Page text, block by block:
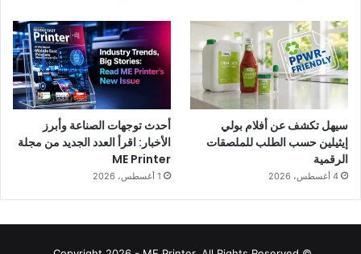
سيهل تكشف عن أفلام بولي
إيثيلين حسب الطلب للملصقات
الرقمية
4 أغسطس، 2026
أحدث توجهات الصناعة وأبرز
الأخبار: اقرأ العدد الجديد من مجلة
ME Printer
1 أغسطس، 2026